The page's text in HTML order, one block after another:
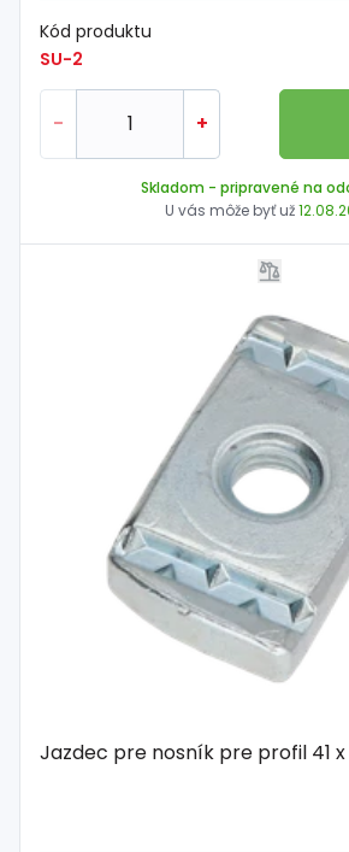
Kód produktu
SU-2
- +
Skladom - pripravené na
U vás môže byť už
Jazdec pre nosník pre profil 41 x